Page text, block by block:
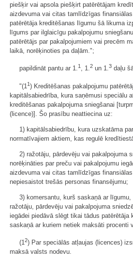
piešķir vai apsola piešķirt patērētājam
aizdevuma vai citas tamlīdzīgas
patērētāja kreditēšanas līgumu šā likuma
līgums par ilglaicīgu pakalpojumu
patērētājs par pakalpojumiem vai precēm
laikā, norēķinoties pa daļām.";
papildināt pantu ar 1.1 , 1.2 un 1.3 daļu
"(1 1) Kreditēšanas pakalpojumu
kapitālsabiedrība, kura saņēmusi speciālu
kreditēšanas pakalpojuma sniegšanai
(licence)]. Šo prasību neattiecina uz:
1) kapitālsabiedrību, kura uzskatāma
normatīvajiem aktiem, kas regulē
2) ražotāju, pārdevēju vai pakalpojuma
norēķināties par preču vai pakalpojumu
aizdevuma vai citas tamlīdzīgas finansiālas
nepiesaistot trešās personas finansējumu;
3) komersantu, kurš saskaņā ar
ražotāju, pārdevēju vai pakalpojuma
iegādei piedāvā slēgt tikai tādus patērētāja
saskaņā ar kuriem netiek maksāti procenti
(12) Par speciālās atļaujas (licences)
maksā valsts nodevu.